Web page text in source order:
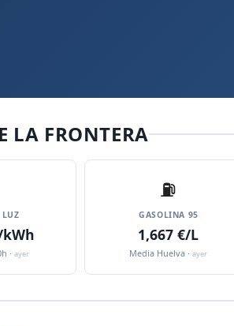
LA FRONTERA
LUZ
kWh
· ayer
⛽️
GASOLINA 95
1,667 €/L
Media Huelva ·ayer